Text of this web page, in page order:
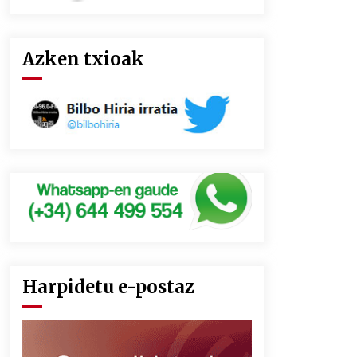
Azken txioak
Harpidetu e-postaz